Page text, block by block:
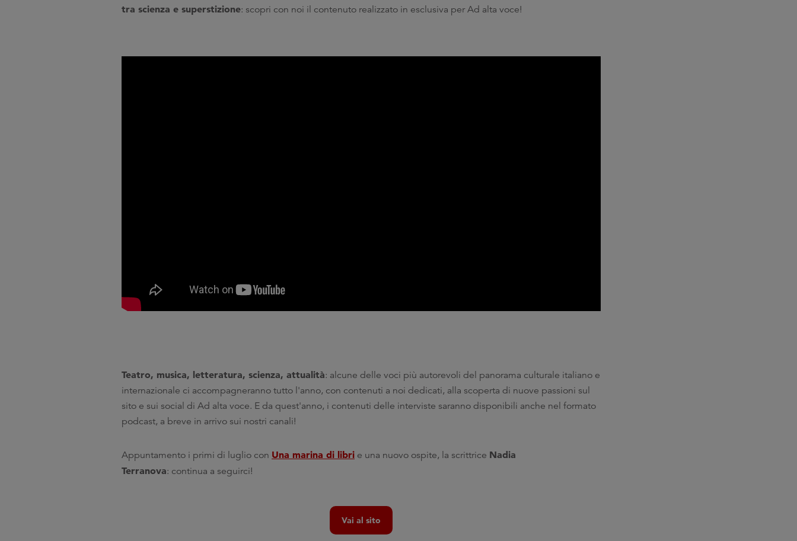
tra scienza e superstizione: scopri con noi il contenuto realizzato in esclusiva per Ad alta voce!
Teatro, musica, letteratura, scienza, attualità: alcune delle voci più autorevoli del panorama culturale italiano e
internazionale ci accompagneranno tutto l'anno, con contenuti a noi dedicati, alla scoperta di nuove passioni sul
sito e sui social di Ad alta voce. E da quest'anno, i contenuti delle interviste saranno disponibili anche nel formato
podcast, a breve in arrivo sui nostri canali!
Appuntamento i primi di luglio con Una marina di libri e una nuovo ospite, la scrittrice Nadia
Terranova: continua a seguirci!
Vai al sito